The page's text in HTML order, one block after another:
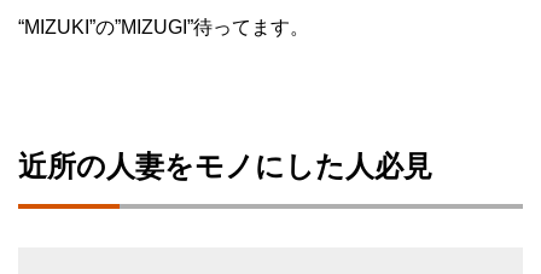
“MIZUKI”の”MIZUGI”待ってます。
近所の人妻をモノにした人必見